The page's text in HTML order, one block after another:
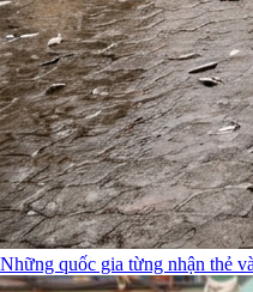
Những quốc gia từng nhận thẻ